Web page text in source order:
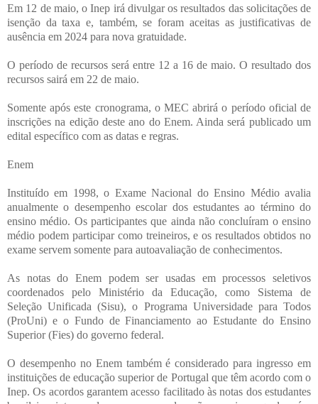
Em 12 de maio, o Inep irá divulgar os resultados das solicitações de
isenção da taxa e, também, se foram aceitas as justificativas de
ausência em 2024 para nova gratuidade.
O período de recursos será entre 12 a 16 de maio. O resultado dos
recursos sairá em 22 de maio.
Somente após este cronograma, o MEC abrirá o período oficial de
inscrições na edição deste ano do Enem. Ainda será publicado um
edital específico com as datas e regras.
Enem
Instituído em 1998, o Exame Nacional do Ensino Médio avalia
anualmente o desempenho escolar dos estudantes ao término do
ensino médio. Os participantes que ainda não concluíram o ensino
médio podem participar como treineiros, e os resultados obtidos no
exame servem somente para autoavaliação de conhecimentos.
As notas do Enem podem ser usadas em processos seletivos
coordenados pelo Ministério da Educação, como Sistema de
Seleção Unificada (Sisu), o Programa Universidade para Todos
(ProUni) e o Fundo de Financiamento ao Estudante do Ensino
Superior (Fies) do governo federal.
O desempenho no Enem também é considerado para ingresso em
instituições de educação superior de Portugal que têm acordo com o
Inep. Os acordos garantem acesso facilitado às notas dos estudantes